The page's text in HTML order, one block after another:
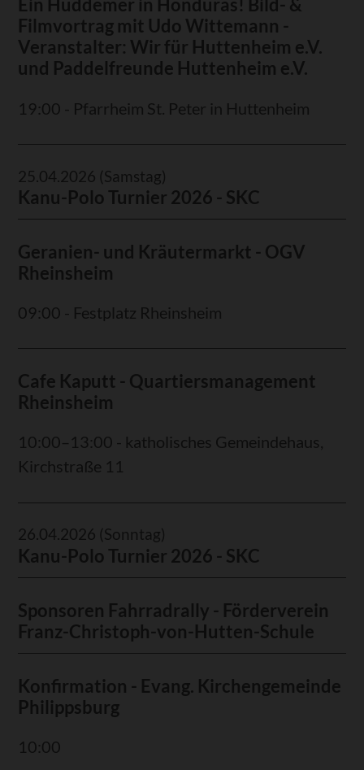
Ein Huddemer in Honduras! Bild- &
Filmvortrag mit Udo Wittemann -
Veranstalter: Wir für Huttenheim e.V.
und Paddelfreunde Huttenheim e.V.
19:00 - Pfarrheim St. Peter in Huttenheim
25.04.2026 (Samstag)
Kanu-Polo Turnier 2026 - SKC
Geranien- und Kräutermarkt - OGV
Rheinsheim
09:00 - Festplatz Rheinsheim
Cafe Kaputt - Quartiersmanagement
Rheinsheim
10:00–13:00 - katholisches Gemeindehaus,
Kirchstraße 11
26.04.2026 (Sonntag)
Kanu-Polo Turnier 2026 - SKC
Sponsoren Fahrradrally - Förderverein
Franz-Christoph-von-Hutten-Schule
Konfirmation - Evang. Kirchengemeinde
Philippsburg
10:00